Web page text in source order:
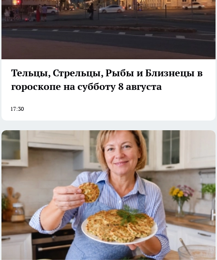
Тельцы, Стрельцы, Рыбы и Близнецы в
гороскопе на субботу 8 августа
17:30